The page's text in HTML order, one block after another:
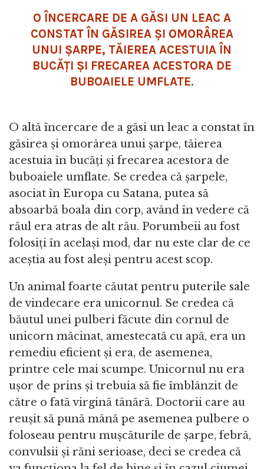
O ÎNCERCARE DE A GĂSI UN LEAC A
CONSTAT ÎN GĂSIREA ȘI OMORÂREA
UNUI ȘARPE, TĂIEREA ACESTUIA ÎN
BUCĂȚI ȘI FRECAREA ACESTORA DE
BUBOAIELE UMFLATE.
O altă încercare de a găsi un leac a constat în
găsirea și omorârea unui șarpe, tăierea
acestuia în bucăți și frecarea acestora de
buboaiele umflate. Se credea că șarpele,
asociat în Europa cu Satana, putea să
absoarbă boala din corp, având în vedere că
răul era atras de alt rău. Porumbeii au fost
folosiți în același mod, dar nu este clar de ce
aceștia au fost aleși pentru acest scop.
Un animal foarte căutat pentru puterile sale
de vindecare era unicornul. Se credea că
băutul unei pulberi făcute din cornul de
unicorn măcinat, amestecată cu apă, era un
remediu eficient și era, de asemenea,
printre cele mai scumpe. Unicornul nu era
ușor de prins și trebuia să fie îmblânzit de
către o fată virgină tânără. Doctorii care au
reușit să pună mână pe asemenea pulbere o
foloseau pentru mușcăturile de șarpe, febră,
convulsii și răni serioase, deci se credea că